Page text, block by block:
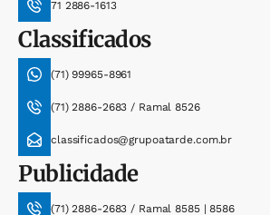
71 2886-1613
Classificados
(71) 99965-8961
(71) 2886-2683 / Ramal 8526
classificados@grupoatarde.com.br
Publicidade
(71) 2886-2683 / Ramal 8585 | 8586